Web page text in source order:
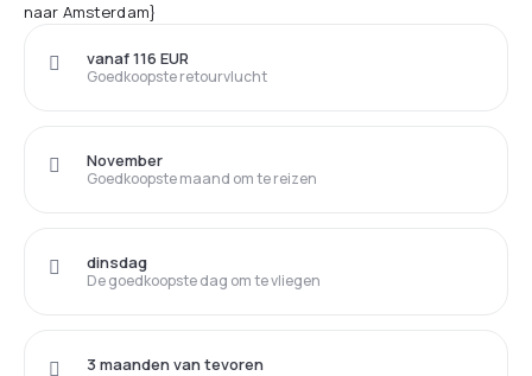
naar Amsterdam}
Goedkoopste retourvlucht
vanaf 116 EUR
Goedkoopste maand om te reizen
November
De goedkoopste dag om te vliegen
dinsdag
3 maanden van tevoren